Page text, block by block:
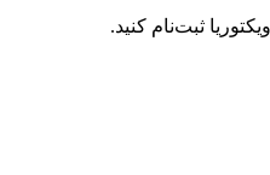
ثبت‌نام کنید.